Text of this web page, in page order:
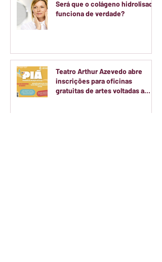
Será que o colágeno hidrolisado
funciona de verdade?
Teatro Arthur Azevedo abre
inscrições para oficinas
gratuitas de artes voltadas a